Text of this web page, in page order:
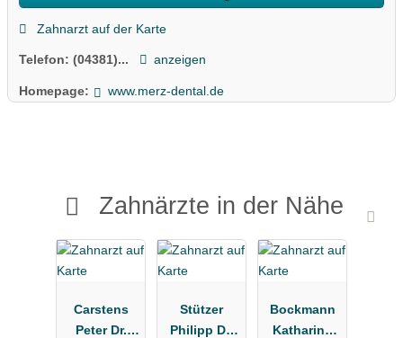
Zahnarzt auf der Karte
Telefon: (04381)... anzeigen
Homepage: www.merz-dental.de
Zahnärzte in der Nähe
Carstens
Peter Dr.
Stützer
Philipp Dr.
Bockmann
Katharina